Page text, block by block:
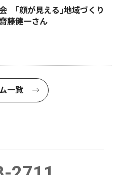
｢顔が見える｣地域づくり
藤健一さん
一覧